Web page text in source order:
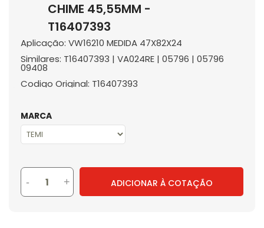
CHIME 45,55MM -
T16407393
Aplicação: VW16210 MEDIDA 47X82X24
Similares: T16407393 | VA024RE | 05796 | 05796
09408
Codigo Original: T16407393
MARCA
- + ADICIONAR À COTAÇÃO